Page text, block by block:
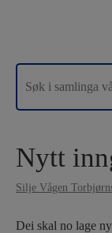
Nytt
Silje Vågen
Dei skal no lage